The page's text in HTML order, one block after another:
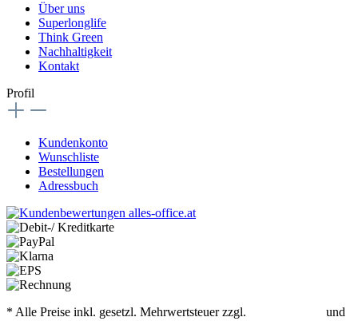
Über uns
Superlonglife
Think Green
Nachhaltigkeit
Kontakt
Profil
Kundenkonto
Wunschliste
Bestellungen
Adressbuch
* Alle Preise inkl. gesetzl. Mehrwertsteuer zzgl.
und